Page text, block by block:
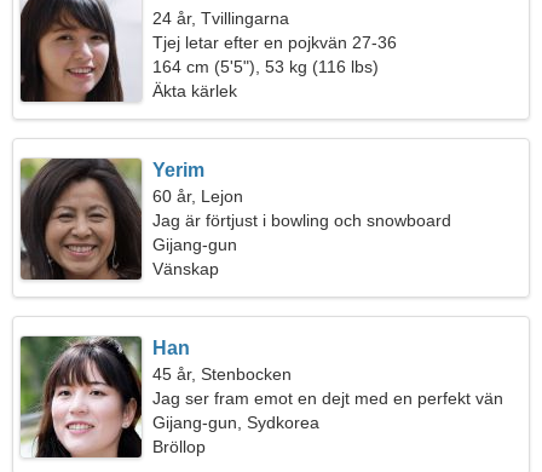
24 år, Tvillingarna
Tjej letar efter en pojkvän 27-36
164 cm (5'5"), 53 kg (116 lbs)
Äkta kärlek
Yerim
60 år, Lejon
Jag är förtjust i bowling och snowboard
Gijang-gun
Vänskap
Han
45 år, Stenbocken
Jag ser fram emot en dejt med en perfekt vän
Gijang-gun, Sydkorea
Bröllop